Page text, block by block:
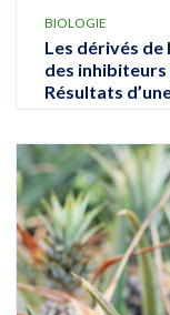
BIOLOGIE
Les dérivés
des inhibiteurs
Résultats